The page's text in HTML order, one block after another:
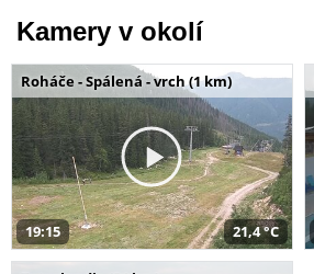
Kamery v okolí
Roháče - Spálená - vrch (1 km)
19:15 21,4 °C